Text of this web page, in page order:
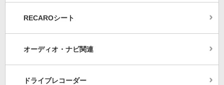
RECAROシート
オーディオ・ナビ関連
ドライブレコーダー